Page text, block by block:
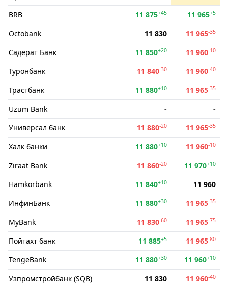
BRB 11 875+45 11 965+5
Octobank 11 830 11 965-35
Садерат Банк 11 850+20 11 960-10
Туронбанк 11 840-30 11 960-40
Трастбанк 11 880+10 11 965-35
Uzum Bank -
-
Универсал банк
11 880-20 11 965-35
Халк банки 11 880+10 11 960-10
Ziraat Bank 11 860-20 11 970+10
Hamkorbank 11 840+10
11 960
ИнфинБанк
11 880+30 11 965-35
MyBank 11 830-60 11 965-75
Пойтахт банк 11 885+5 11 965-80
TengeBank 11 880+30 11 960+10
Узпромстройбанк (SQB) 11 830 11 960-40